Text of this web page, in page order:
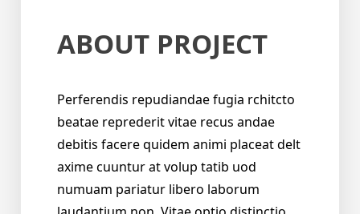
ABOUT PROJECT
Perferendis repudiandae fugia rchitcto
beatae reprederit vitae recus andae
debitis facere quidem animi placeat delt
axime cuuntur at volup tatib uod
numuam pariatur libero laborum